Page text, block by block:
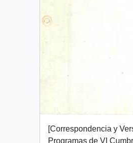
[Correspondencia y
Programas de VI